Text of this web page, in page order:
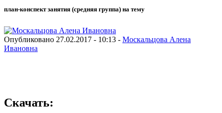
план-конспект занятия (средняя группа) на тему
Опубликовано 27.02.2017 - 10:13 - Москальцова Алена
Ивановна
Скачать: